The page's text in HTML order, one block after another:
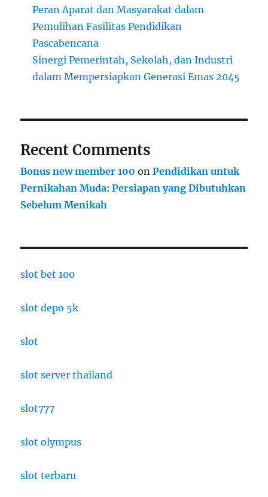
Peran Aparat dan Masyarakat dalam
Pemulihan Fasilitas Pendidikan
Pascabencana
Sinergi Pemerintah, Sekolah, dan Industri
dalam Mempersiapkan Generasi Emas 2045
Recent Comments
Bonus new member 100 onPendidikan untuk
Pernikahan Muda: Persiapan yang Dibutuhkan
Sebelum Menikah
slot bet 100
slot depo 5k
slot
slot server thailand
slot777
slot olympus
slot terbaru